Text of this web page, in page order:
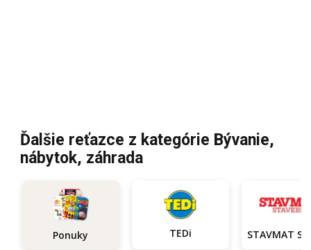
Ďalšie reťazce z kategórie Bývanie,
nábytok, záhrada
Ponuky TEDi